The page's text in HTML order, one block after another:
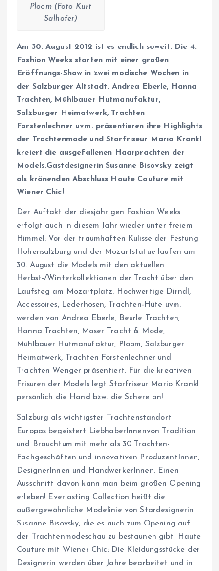
Ploom (Foto Kurt
Salhofer)
Am 30. August 2012 ist es endlich soweit: Die 4.
Fashion Weeks starten mit einer großen
Eröffnungs-Show in zwei modische Wochen in
der Salzburger Altstadt. Andrea Eberle, Hanna
Trachten, Mühlbauer Hutmanufaktur,
Salzburger Heimatwerk, Trachten
Forstenlechner uvm. präsentieren ihre Highlights
der Trachtenmode und Starfriseur Mario Krankl
kreiert die ausgefallenen Haarprachten der
Models.Gastdesignerin Susanne Bisovsky zeigt
als krönenden Abschluss Haute Couture mit
Wiener Chic!
Der Auftakt der diesjährigen Fashion Weeks
erfolgt auch in diesem Jahr wieder unter freiem
Himmel: Vor der traumhaften Kulisse der Festung
Hohensalzburg und der Mozartstatue laufen am
30. August die Models mit den aktuellen
Herbst-/Winterkollektionen der Tracht über den
Laufsteg am Mozartplatz. Hochwertige Dirndl,
Accessoires, Lederhosen, Trachten-Hüte uvm.
werden von Andrea Eberle, Beurle Trachten,
Hanna Trachten, Moser Tracht & Mode,
Mühlbauer Hutmanufaktur, Ploom, Salzburger
Heimatwerk, Trachten Forstenlechner und
Trachten Wenger präsentiert. Für die kreativen
Frisuren der Models legt Starfriseur Mario Krankl
persönlich die Hand bzw. die Schere an!
Salzburg als wichtigster Trachtenstandort
Europas begeistert LiebhaberInnenvon Tradition
und Brauchtum mit mehr als 30 Trachten-
Fachgeschäften und innovativen ProduzentInnen,
DesignerInnen und HandwerkerInnen. Einen
Ausschnitt davon kann man beim großen Opening
erleben! Everlasting Collection heißt die
außergewöhnliche Modelinie von Stardesignerin
Susanne Bisovsky, die es auch zum Opening auf
der Trachtenmodeschau zu bestaunen gibt. Haute
Couture mit Wiener Chic: Die Kleidungsstücke der
Designerin werden über Jahre bearbeitet und in